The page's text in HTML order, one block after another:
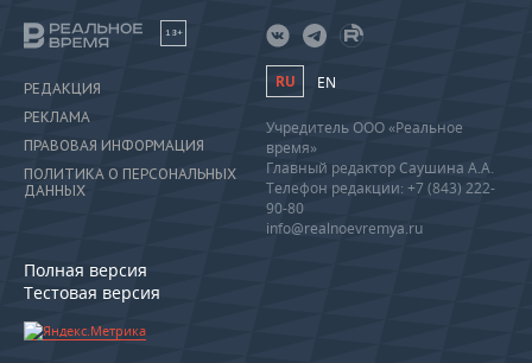
18+
РЕДАКЦИЯ
РЕКЛАМА
ПРАВОВАЯ ИНФОРМАЦИЯ
ПОЛИТИКА О ПЕРСОНАЛЬНЫХ
ДАННЫХ
Полная версия
Тестовая версия
RU EN
Учредитель ООО «Реальное
время»
Главный редактор Саушина А.А.
Телефон редакции: +7 (843) 222-
90-80
info@realnoevremya.ru